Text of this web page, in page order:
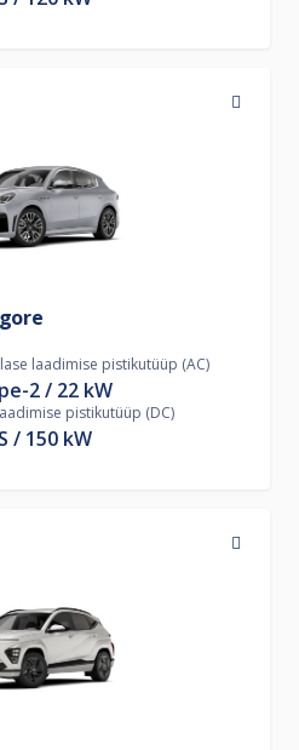
laadimise pistikutüüp (AC)
2 22 kW
pistikutüüp (DC)
150 kW